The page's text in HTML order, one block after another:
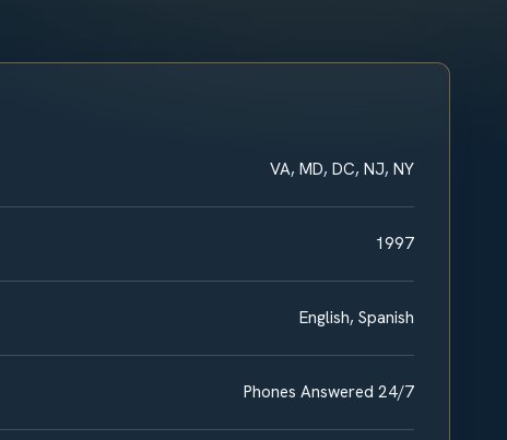
VA, MD, DC, NJ, NY
1997
English, Spanish
Phones Answered 24/7